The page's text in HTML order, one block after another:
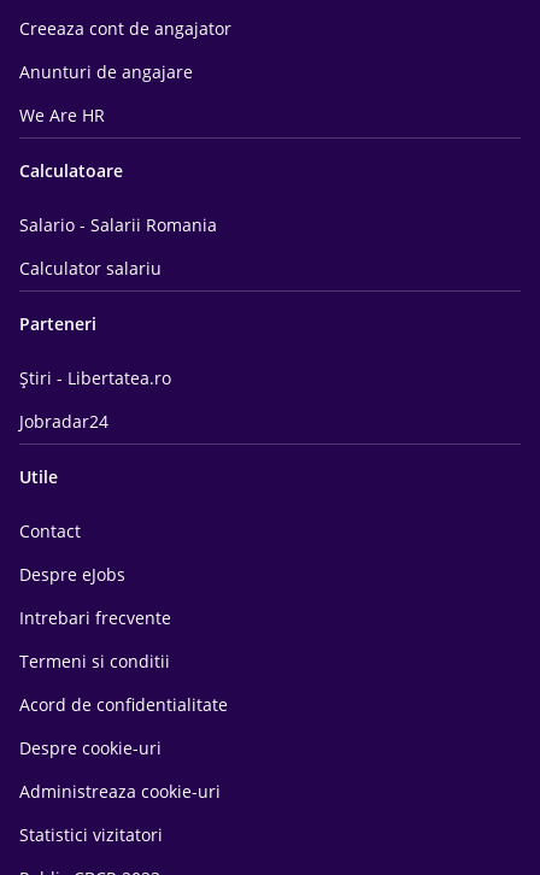
Creeaza cont de angajator
Anunturi de angajare
We Are HR
Calculatoare
Salario - Salarii Romania
Calculator salariu
Parteneri
Știri - Libertatea.ro
Jobradar24
Utile
Contact
Despre eJobs
Intrebari frecvente
Termeni si conditii
Acord de confidentialitate
Despre cookie-uri
Administreaza cookie-uri
Statistici vizitatori